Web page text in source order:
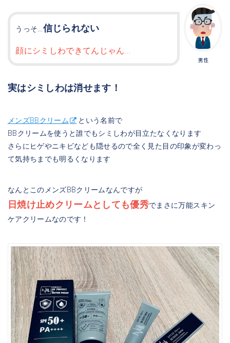
男性
うっそ…信じられない
顔にシミしわできてんじゃん…
実はシミしわは消せます！
メンズBBクリーム
という名前で
BBクリームを使うと誰でもシミしわが目立たなくなります
さらにヒゲやニキビなども隠せるので全く見た目の印象が変わっ
て気持ちまでも明るくなります
なんとこのメンズBBクリームなんですが
日焼け止めクリームとしても優秀でまさに万能スキン
ケアクリームなのです！